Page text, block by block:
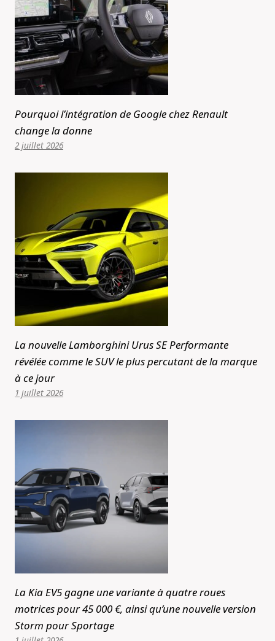
Pourquoi l’intégration de Google chez Renault
change la donne
2 juillet 2026
La nouvelle Lamborghini Urus SE Performante
révélée comme le SUV le plus percutant de la marque
à ce jour
1 juillet 2026
La Kia EV5 gagne une variante à quatre roues
motrices pour 45 000 €, ainsi qu’une nouvelle version
Storm pour Sportage